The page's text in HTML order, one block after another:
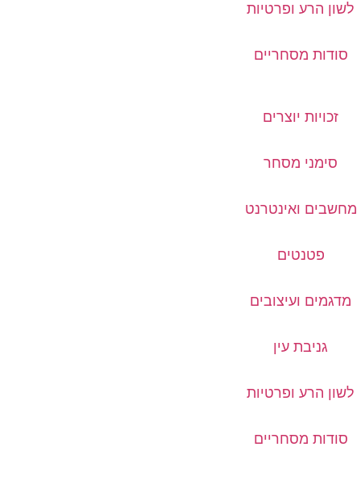
לשון הרע ופרטיות
סודות מסחריים
זכויות יוצרים
סימני מסחר
מחשבים ואינטרנט
פטנטים
מדגמים ועיצובים
גניבת עין
לשון הרע ופרטיות
סודות מסחריים